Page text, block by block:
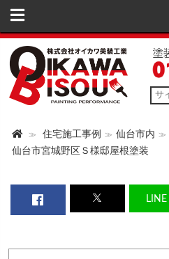
住宅施工事例 仙台市内
仙台市宮城野区Ｓ様邸屋根塗装
LINE